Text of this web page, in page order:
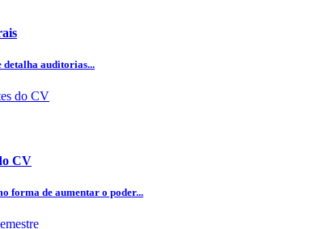
detalha auditorias...
CV
forma de aumentar o poder...